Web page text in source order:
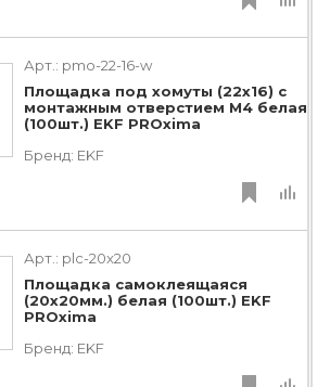
Арт.: pmo-22-16-w
Площадка под хомуты (22x16) с
монтажным отверстием М4 белая
(100шт.) EKF PROxima
Бренд: EKF
Арт.: plc-20x20
Площадка самоклеящаяся
(20х20мм.) белая (100шт.) EKF
PROxima
Бренд: EKF